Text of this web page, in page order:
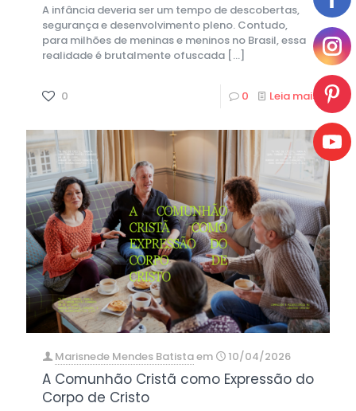
A infância deveria ser um tempo de descobertas,
segurança e desenvolvimento pleno. Contudo,
para milhões de meninas e meninos no Brasil, essa
realidade é brutalmente ofuscada […]
0 0 Leia mais
Marisnede Mendes Batistaem 10/04/2026
A Comunhão Cristã como Expressão do
Corpo de Cristo